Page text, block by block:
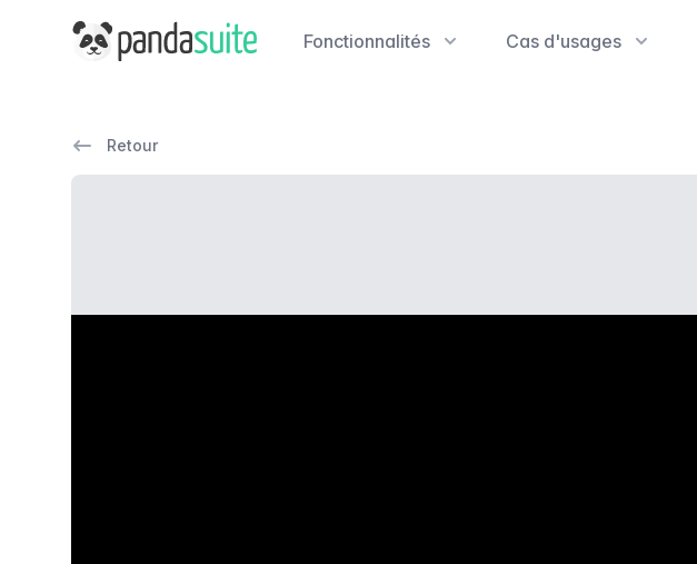
PandaSuite Fonctionnalités Cas d'usages
Retour